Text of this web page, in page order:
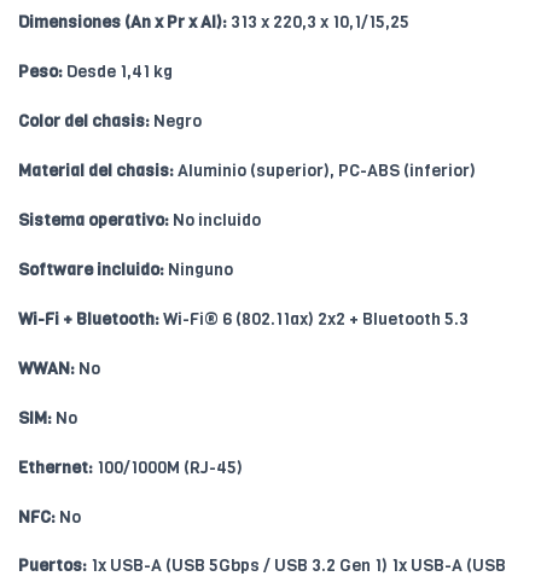
Dimensiones (An x Pr x Al): 313 x 220,3 x 10,1/15,25
Peso: Desde 1,41 kg
Color del chasis: Negro
Material del chasis:Aluminio (superior), PC-ABS (inferior)
Sistema operativo: No incluido
Software incluido: Ninguno
Wi-Fi + Bluetooth:Wi-Fi® 6 (802.11ax) 2x2 + Bluetooth 5.3
WWAN: No
SIM: No
Ethernet: 100/1000M (RJ-45)
NFC: No
Puertos: 1x USB-A (USB 5Gbps / USB 3.2 Gen 1) 1x USB-A (USB